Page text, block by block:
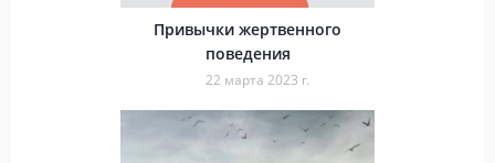
Привычки жертвенного
поведения
22 марта 2023 г.